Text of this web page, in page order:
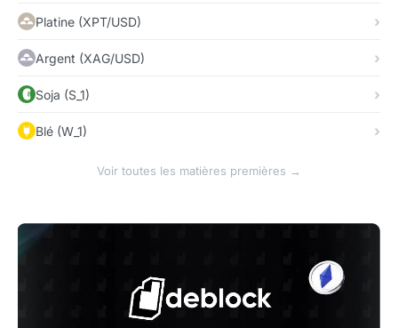
Platine (XPT/USD)
Argent (XAG/USD)
Soja (S_1)
Blé (W_1)
Voir toutes les matières premières →